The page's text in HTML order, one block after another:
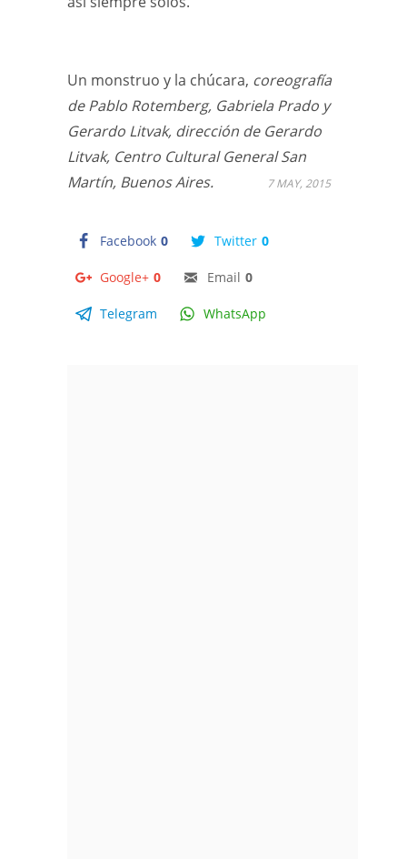
Un monstruo y la chúcara, coreografía
de Pablo Rotemberg, Gabriela Prado y
Gerardo Litvak, dirección de Gerardo
Litvak, Centro Cultural General San
Martín, Buenos Aires.
Facebook 0 Twitter 0
Google+ 0 Email 0
Telegram WhatsApp
7 MAY, 2015